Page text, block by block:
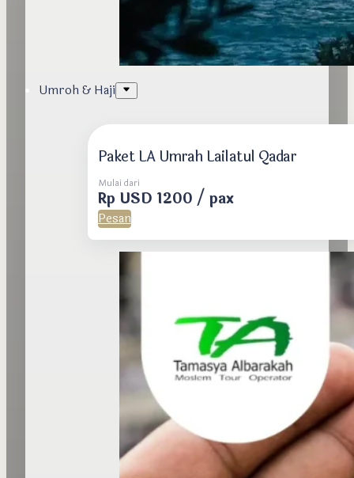
Umroh & Haji
Paket LA Umrah Lailatul Qadar
Mulai dari
Rp USD 1200 / pax
Pesan